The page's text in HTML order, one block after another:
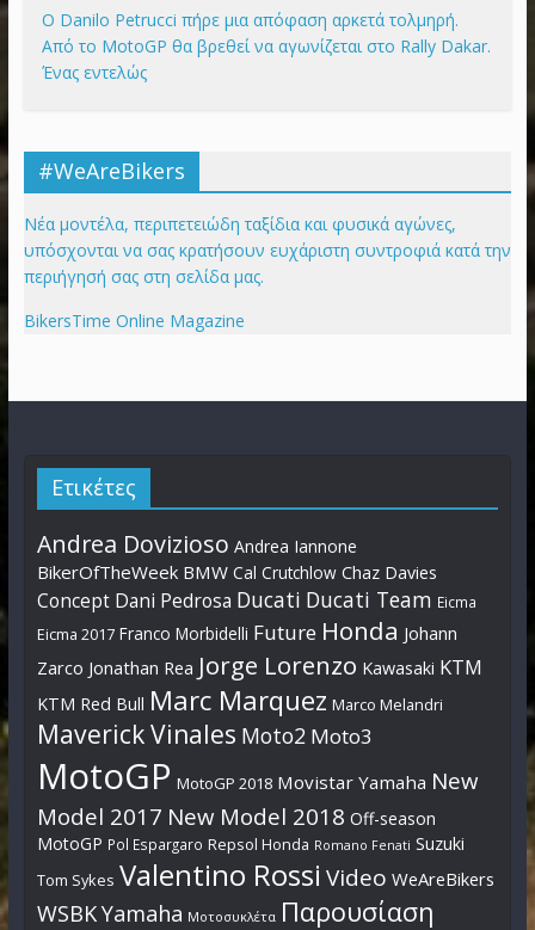
Ο Danilo Petrucci πήρε μια απόφαση αρκετά τολμηρή.
Από το MotoGP θα βρεθεί να αγωνίζεται στο Rally Dakar.
Ένας εντελώς
#WeAreBikers
Νέα μοντέλα, περιπετειώδη ταξίδια και φυσικά αγώνες,
υπόσχονται να σας κρατήσουν ευχάριστη συντροφιά κατά την
περιήγησή σας στη σελίδα μας.
BikersTime Online Magazine
Ετικέτες
Andrea Dovizioso Andrea Iannone
BikerOfTheWeek BMW Cal Crutchlow Chaz Davies
Concept Dani Pedrosa Ducati Ducati Team Eicma
Eicma 2017 Franco Morbidelli Future Honda Johann
Zarco Jonathan Rea Jorge Lorenzo Kawasaki KTM
KTM Red Bull Marc Marquez Marco Melandri
Maverick Vinales Moto2 Moto3
MotoGP MotoGP 2018 Movistar Yamaha New
Model 2017 New Model 2018 Off-season
MotoGP Pol Espargaro Repsol Honda Romano Fenati Suzuki
Tom Sykes Valentino Rossi Video WeAreBikers
WSBKYamaha Μοτοσυκλέτα Παρουσίαση